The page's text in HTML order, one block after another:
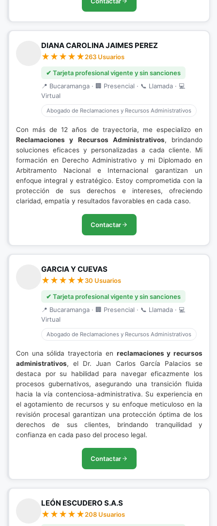
DIANA CAROLINA JAIMES PEREZ
263 Usuarios
✔ Tarjeta profesional vigente y sin sanciones
📍 Bucaramanga · 🏢 Presencial · 📞 Llamada · 💻
Virtual
Abogado de Reclamaciones y Recursos Administrativos
Con más de 12 años de trayectoria, me especializo en
Reclamaciones y Recursos Administrativos, brindando
soluciones eficaces y personalizadas a cada cliente. Mi
formación en Derecho Administrativo y mi Diplomado en
Arbitramento Nacional e Internacional garantizan un
enfoque integral y estratégico. Estoy comprometida con la
protección de sus derechos e intereses, ofreciendo
claridad, empatía y resultados favorables en cada caso.
Contactar
GARCIA Y CUEVAS
30 Usuarios
✔ Tarjeta profesional vigente y sin sanciones
📍 Bucaramanga · 🏢 Presencial · 📞 Llamada · 💻
Virtual
Abogado de Reclamaciones y Recursos Administrativos
Con una sólida trayectoria en reclamaciones y recursos
administrativos, el Dr. Juan Carlos García Palacios se
destaca por su habilidad para navegar eficazmente los
procesos gubernativos, asegurando una transición fluida
hacia la vía contenciosa-administrativa. Su experiencia en
el agotamiento de recursos y su enfoque meticuloso en la
revisión procesal garantizan una protección óptima de los
derechos de sus clientes, brindando tranquilidad y
confianza en cada paso del proceso legal.
Contactar
LEÓN ESCUDERO S.A.S
208 Usuarios